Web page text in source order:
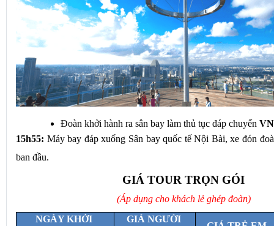
Đoàn khởi hành ra sân bay làm thủ tục đáp chuyến
15h55: Máy bay đáp xuống Sân bay quốc tế Nội Bài, xe đón
GIÁ TOUR TRỌN GÓI
(Áp dụng cho khách lẻ ghép đoàn)